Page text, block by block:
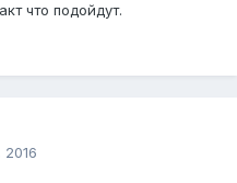
что подойдут.
2016